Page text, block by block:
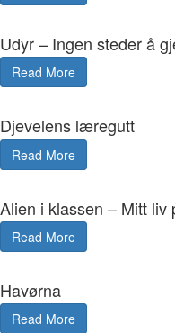
Udyr – Ingen steder å
Read More
Djevelens læregutt
Read More
Alien i klassen – Mitt liv
Read More
Havørna
Read More